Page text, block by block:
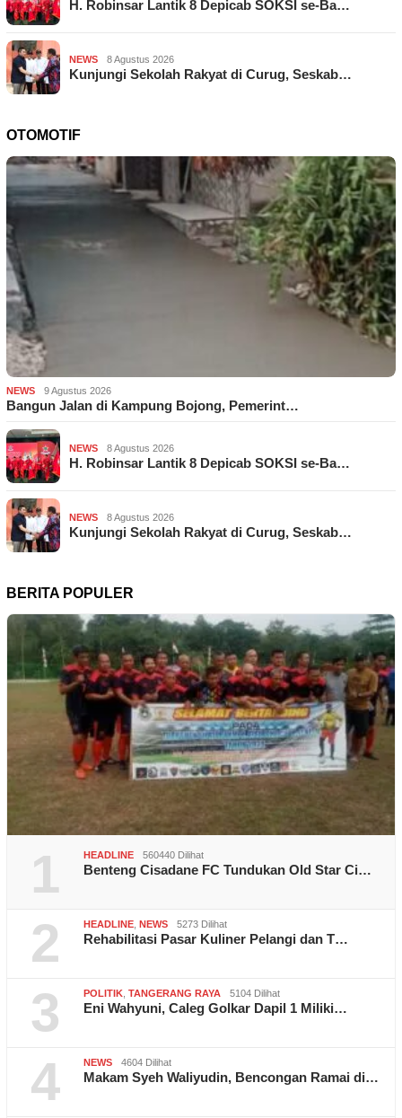
H. Robinsar Lantik 8 Depicab SOKSI se-Ba…
NEWS 8 Agustus 2026
Kunjungi Sekolah Rakyat di Curug, Seskab…
OTOMOTIF
NEWS 9 Agustus 2026
Bangun Jalan di Kampung Bojong, Pemerint…
NEWS 8 Agustus 2026
H. Robinsar Lantik 8 Depicab SOKSI se-Ba…
NEWS 8 Agustus 2026
Kunjungi Sekolah Rakyat di Curug, Seskab…
BERITA POPULER
1 HEADLINE 560440 Dilihat
Benteng Cisadane FC Tundukan Old Star Ci…
2 HEADLINE NEWS 5273 Dilihat
Rehabilitasi Pasar Kuliner Pelangi dan T…
3 POLITIK TANGERANG RAYA 5104 Dilihat
Eni Wahyuni, Caleg Golkar Dapil 1 Miliki…
4 NEWS 4604 Dilihat
Makam Syeh Waliyudin, Bencongan Ramai di…